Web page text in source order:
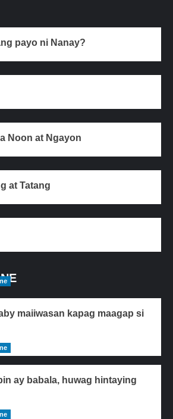
payo ni Nanay?
Noon at Ngayon
at Tatang
maiiwasan kapag maagap si
ay babala, huwag hintaying